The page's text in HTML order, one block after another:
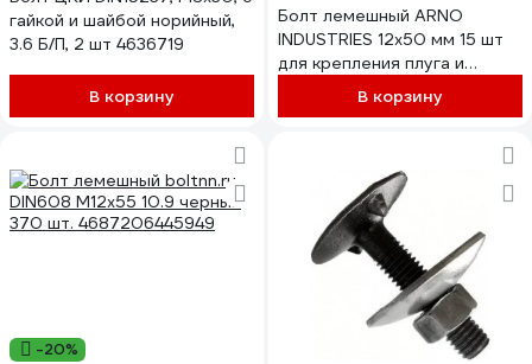
гайкой и шайбой норийный,
3.6 Б/П, 2 шт 4636719
В корзину
Болт лемешный ARNO
INDUSTRIES 12х50 мм 15 шт
для крепления плуга и
сельхозтехники DIN 608
A08001205002507
В корзину
-20%